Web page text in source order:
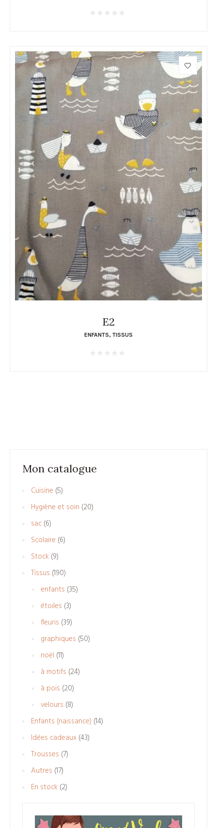
E2
ENFANTS, TISSUS
Mon catalogue
Cuisine 55
produits
Hygiène et soin 2020
sac 66
produits
Scolaire 66
Stock 99
produits
Tissus 190190
produits
enfants 3535
étoiles 33
produits
fleuris 3939
produits
graphiques 5050
noël 1111
produits
à motifs 2424
à pois 2020
produits
velours 88
produits
Enfants (naissance) 1414
Idées cadeaux 4343
Trousses 77
Autres 1717
produits
En stock 22